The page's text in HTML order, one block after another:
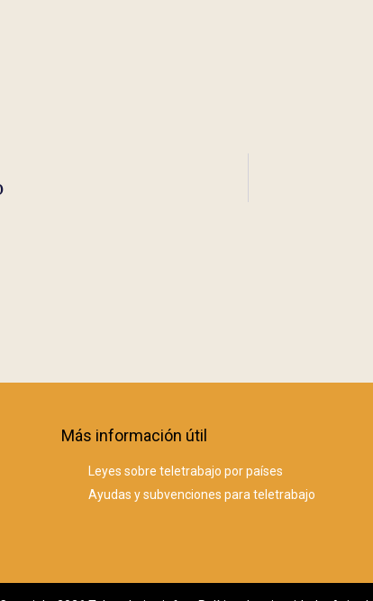
Más información útil
Leyes sobre teletrabajo por países
Ayudas y subvenciones para teletrabajo